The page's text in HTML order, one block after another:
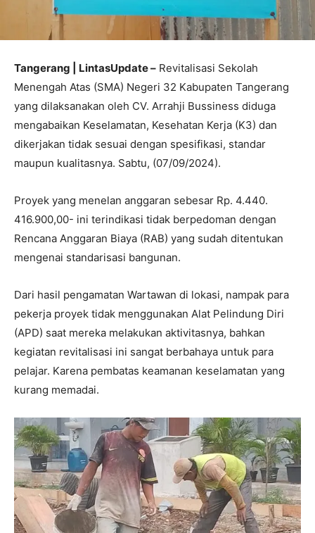
Tangerang | LintasUpdate – Revitalisasi Sekolah
Menengah Atas (SMA) Negeri 32 Kabupaten Tangerang
yang dilaksanakan oleh CV. Arrahji Bussiness diduga
mengabaikan Keselamatan, Kesehatan Kerja (K3) dan
dikerjakan tidak sesuai dengan spesifikasi, standar
maupun kualitasnya. Sabtu, (07/09/2024).
Proyek yang menelan anggaran sebesar Rp. 4.440.
416.900,00- ini terindikasi tidak berpedoman dengan
Rencana Anggaran Biaya (RAB) yang sudah ditentukan
mengenai standarisasi bangunan.
Dari hasil pengamatan Wartawan di lokasi, nampak para
pekerja proyek tidak menggunakan Alat Pelindung Diri
(APD) saat mereka melakukan aktivitasnya, bahkan
kegiatan revitalisasi ini sangat berbahaya untuk para
pelajar. Karena pembatas keamanan keselamatan yang
kurang memadai.